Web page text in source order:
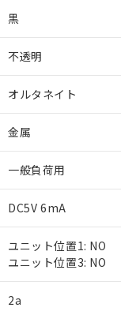
黒
不透明
オルタネイト
金属
一般負荷用
DC5V 6mA
ユニット位置1: NO
ユニット位置3: NO
2a
※1 対応状況
対応済み：
対応予定：EU
対応予定なし：